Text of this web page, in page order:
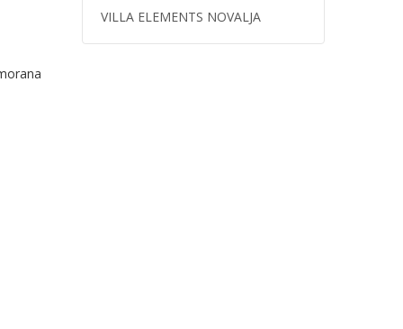
VILLA ELEMENTS NOVALJA